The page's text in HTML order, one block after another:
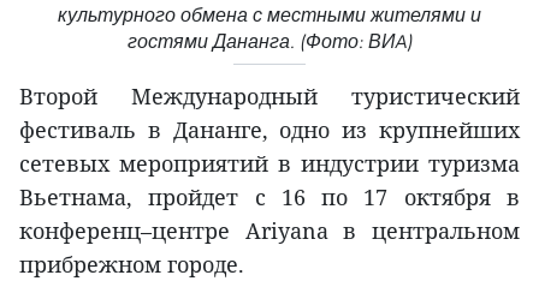
культурного обмена с местными жителями и
гостями Дананга. (Фото: ВИA)
Второй Международный туристический
фестиваль в Дананге, одно из крупнейших
сетевых мероприятий в индустрии туризма
Вьетнама, пройдет с 16 по 17 октября в
конференц–центре Ariyana в центральном
прибрежном городе.